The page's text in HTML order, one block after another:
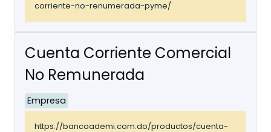
corriente-no-renumerada-pyme/
Cuenta Corriente Comercial
No Remunerada
Empresa
https://bancoademi.com.do/productos/cuenta-